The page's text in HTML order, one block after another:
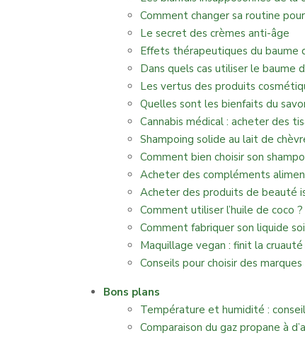
Comment changer sa routine
Le secret des crèmes anti-âge
Effets thérapeutiques du baume
Dans quels cas utiliser le baume
Les vertus des produits
Quelles sont les bienfaits du
Cannabis médical : acheter des
Shampoing solide au lait de
Comment bien choisir son
Acheter des compléments
Acheter des produits de beauté
Comment utiliser l’huile de coco ?
Comment fabriquer son liquide
Maquillage vegan : finit la
Conseils pour choisir des
Bons plans
Température et humidité :
Comparaison du gaz propane à